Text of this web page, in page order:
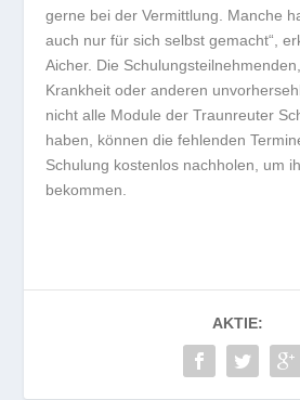
gerne bei der Vermittlung. Manche
auch nur für sich selbst gemacht“,
Aicher. Die
Krankheit oder anderen
nicht alle Module der Traunreuter
haben, können die fehlenden
Schulung kostenlos nachholen, um
bekommen.
AKTIE: